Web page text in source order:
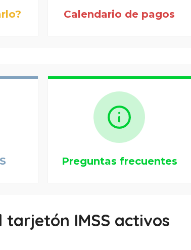
Calendario de pagos
Preguntas frecuentes
IMSS activos